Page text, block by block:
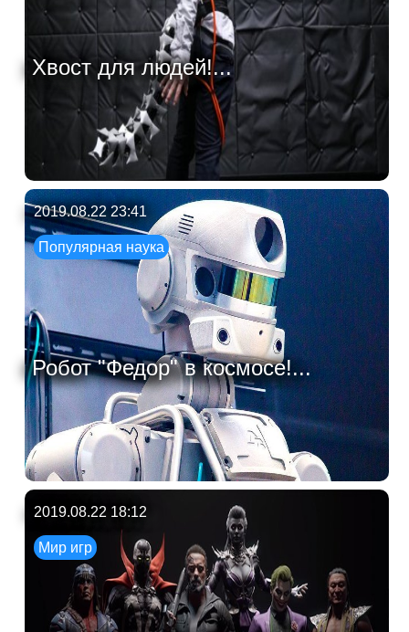
Хвост для людей!...
2019.08.22 23:41
Популярная наука
Робот "Федор" в космосе!...
2019.08.22 18:12
Мир игр